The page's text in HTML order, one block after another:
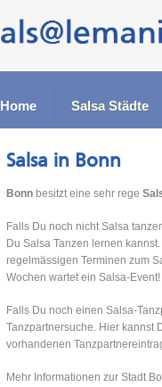
Home Salsa Städte
Salsa in Bonn
Bonn besitzt eine sehr rege
Falls Du noch nicht Salsa
Du Salsa Tanzen lernen
regelmässigen Terminen zum
Wochen wartet ein Salsa-Event!
Falls Du noch einen Salsa-
Tanzpartnersuche. Hier kannst
vorhandenen
Mehr Informationen zur Stadt